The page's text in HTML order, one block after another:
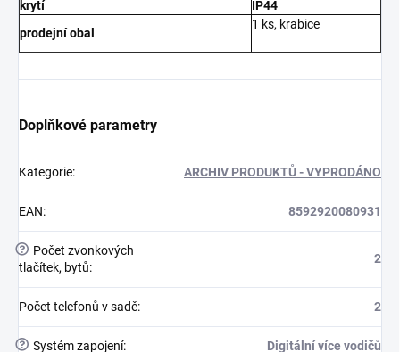
krytí
IP44
prodejní obal
1 ks, krabice
Doplňkové parametry
Kategorie: ARCHIV PRODUKTŮ - VYPRODÁNO
EAN: 8592920080931
?
Počet zvonkových
tlačítek, bytů:
2
Počet telefonů v sadě: 2
? Systém zapojení: Digitální více vodičů